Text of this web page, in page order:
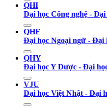
QHI
Đại học Công nghệ -
QHF
Đại học Ngoại ngữ - Đại
QHY
Đại học Y Dược - Đại
VJU
Đại học Việt Nhật - Đại